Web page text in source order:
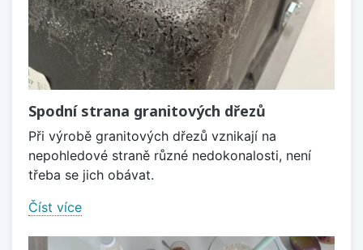
Spodní strana granitových dřezů
Při výrobě granitových dřezů vznikají na
nepohledové straně různé nedokonalosti, není
třeba se jich obávat.
Číst více